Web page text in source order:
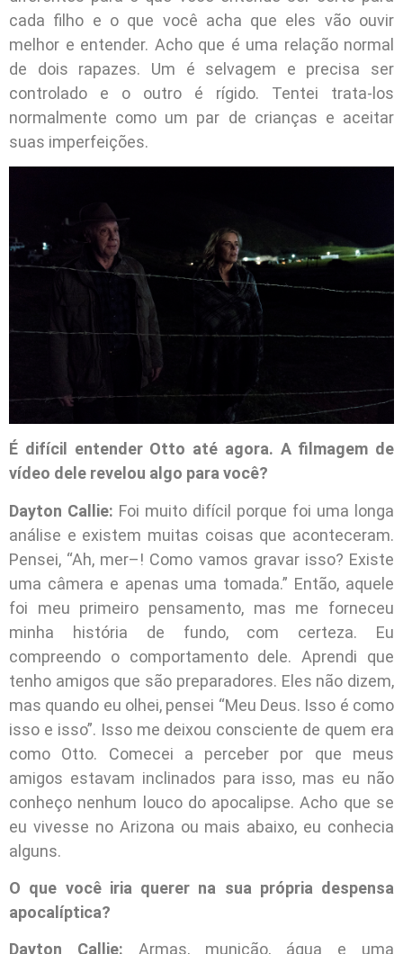
cada filho e o que você acha que eles vão ouvir
melhor e entender. Acho que é uma relação normal
de dois rapazes. Um é selvagem e precisa ser
controlado e o outro é rígido. Tentei trata-los
normalmente como um par de crianças e aceitar
suas imperfeições.
É difícil entender Otto até agora. A filmagem de
vídeo dele revelou algo para você?
Dayton Callie: Foi muito difícil porque foi uma longa
análise e existem muitas coisas que aconteceram.
Pensei, “Ah, mer–! Como vamos gravar isso? Existe
uma câmera e apenas uma tomada.” Então, aquele
foi meu primeiro pensamento, mas me forneceu
minha história de fundo, com certeza. Eu
compreendo o comportamento dele. Aprendi que
tenho amigos que são preparadores. Eles não dizem,
mas quando eu olhei, pensei “Meu Deus. Isso é como
isso e isso”. Isso me deixou consciente de quem era
como Otto. Comecei a perceber por que meus
amigos estavam inclinados para isso, mas eu não
conheço nenhum louco do apocalipse. Acho que se
eu vivesse no Arizona ou mais abaixo, eu conhecia
alguns.
O que você iria querer na sua própria despensa
apocalíptica?
Dayton Callie: Armas, munição, água e uma